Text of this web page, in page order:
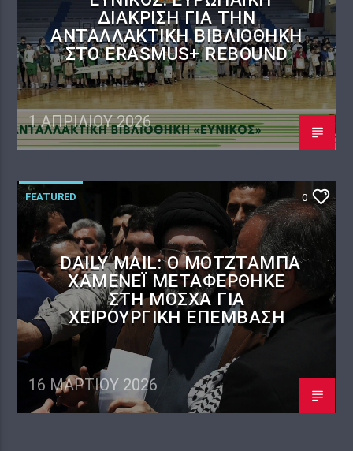
ΔΙΆΚΡΙΣΗ ΓΙΑ ΤΗΝ
ΑΝΤΑΛΛΑΚΤΙΚΉ ΒΙΒΛΙΟΘΉΚΗ
ΣΤΟ ERASMUS+ REBOUND
1 ΑΠΡΙΛΊΟΥ 2026
FEATURED 0
DAILY MAIL: Ο ΜΟΤΖΤΆΜΠΑ
ΧΑΜΕΝΕΪ́ ΜΕΤΑΦΈΡΘΗΚΕ
ΣΤΗ ΜΌΣΧΑ ΓΙΑ
ΧΕΙΡΟΥΡΓΙΚΉ ΕΠΈΜΒΑΣΗ
16 ΜΑΡΤΊΟΥ 2026